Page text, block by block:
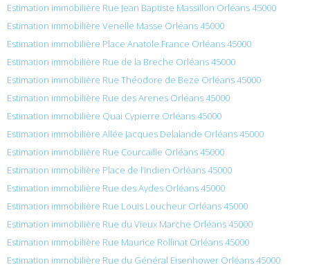
Estimation immobilière Rue Jean Baptiste Massillon Orléans 45000
Estimation immobilière Venelle Masse Orléans 45000
Estimation immobilière Place Anatole France Orléans 45000
Estimation immobilière Rue de la Breche Orléans 45000
Estimation immobilière Rue Théodore de Beze Orléans 45000
Estimation immobilière Rue des Arenes Orléans 45000
Estimation immobilière Quai Cypierre Orléans 45000
Estimation immobilière Allée Jacques Delalande Orléans 45000
Estimation immobilière Rue Courcaille Orléans 45000
Estimation immobilière Place de l’Indien Orléans 45000
Estimation immobilière Rue des Aydes Orléans 45000
Estimation immobilière Rue Louis Loucheur Orléans 45000
Estimation immobilière Rue du Vieux Marche Orléans 45000
Estimation immobilière Rue Maurice Rollinat Orléans 45000
Estimation immobilière Rue du Général Eisenhower Orléans 45000